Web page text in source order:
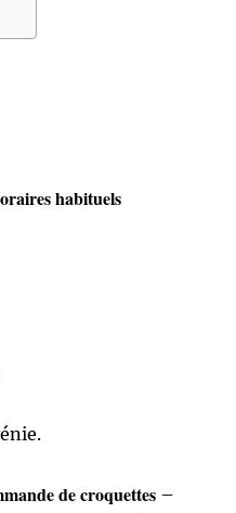
habituels
de croquettes –